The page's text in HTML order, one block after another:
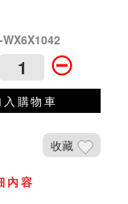
WX6X1042
入購物車
收藏
內容